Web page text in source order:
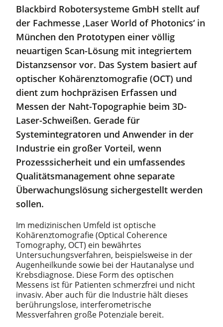
Blackbird Robotersysteme GmbH stellt auf
der Fachmesse ‚Laser World of Photonics‘ in
München den Prototypen einer völlig
neuartigen Scan-Lösung mit integriertem
Distanzsensor vor. Das System basiert auf
optischer Kohärenztomografie (OCT) und
dient zum hochpräzisen Erfassen und
Messen der Naht-Topographie beim 3D-
Laser-Schweißen. Gerade für
Systemintegratoren und Anwender in der
Industrie ein großer Vorteil, wenn
Prozesssicherheit und ein umfassendes
Qualitätsmanagement ohne separate
Überwachungslösung sichergestellt werden
sollen.
Im medizinischen Umfeld ist optische
Kohärenztomografie (Optical Coherence
Tomography, OCT) ein bewährtes
Untersuchungsverfahren, beispielsweise in der
Augenheilkunde sowie bei der Hautanalyse und
Krebsdiagnose. Diese Form des optischen
Messens ist für Patienten schmerzfrei und nicht
invasiv. Aber auch für die Industrie hält dieses
berührungslose, interferometrische
Messverfahren große Potenziale bereit.